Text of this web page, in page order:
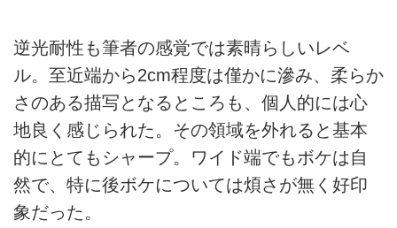
逆光耐性も筆者の感覚では素晴らしいレベ
ル。至近端から2cm程度は僅かに滲み、柔らか
さのある描写となるところも、個人的には心
地良く感じられた。その領域を外れると基本
的にとてもシャープ。ワイド端でもボケは自
然で、特に後ボケについては煩さが無く好印
象だった。